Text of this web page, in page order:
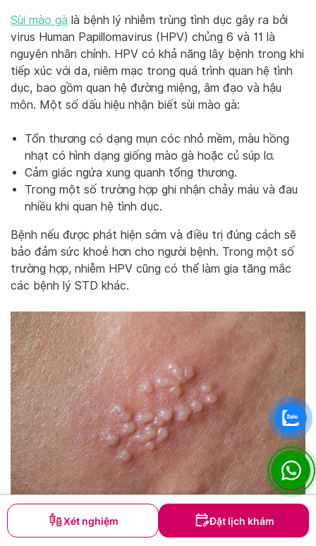
Xét nghiệm Đặt lịch khám
Sùi mào gà là bệnh lý nhiễm trùng tình dục gây ra bởi
virus Human Papillomavirus (HPV) chủng 6 và 11 là
nguyên nhân chính. HPV có khả năng lây bệnh trong khi
tiếp xúc với da, niêm mạc trong quá trình quan hệ tình
dục, bao gồm quan hệ đường miệng, âm đạo và hậu
môn. Một số dấu hiệu nhận biết sùi mào gà:
Tổn thương có dạng mụn cóc nhỏ mềm, màu hồng
nhạt có hình dạng giống mào gà hoặc củ súp lơ.
Cảm giác ngứa xung quanh tổng thương.
Trong một số trường hợp ghi nhận chảy máu và đau
nhiều khi quan hệ tình dục.
Bệnh nếu được phát hiện sớm và điều trị đúng cách sẽ
bảo đảm sức khoẻ hơn cho người bệnh. Trong một số
trường hợp, nhiễm HPV cũng có thể làm gia tăng mắc
các bệnh lý STD khác.
Sang thương dạng giống mào gà gây ra bởi HPV chủng 6 và
11
Khám bệnh lây qua đường tình dục